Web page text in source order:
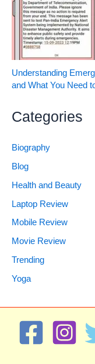
Understanding
and What You Need
Categories
Biography
Blog
Health and Beauty
Laptop Review
Mobile Review
Movie Review
Trending
Yoga